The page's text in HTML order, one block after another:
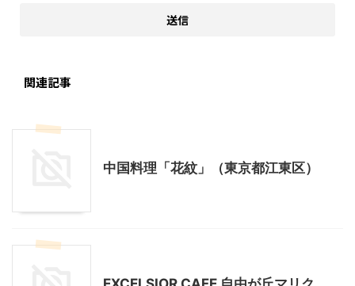
関連記事
中国料理「花紋」（東京都江東区）